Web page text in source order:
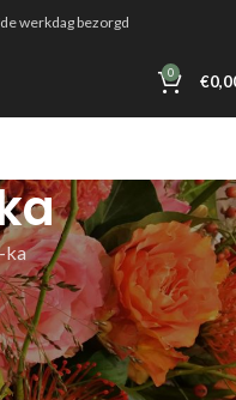
werkdag bezorgd
0 €
ka